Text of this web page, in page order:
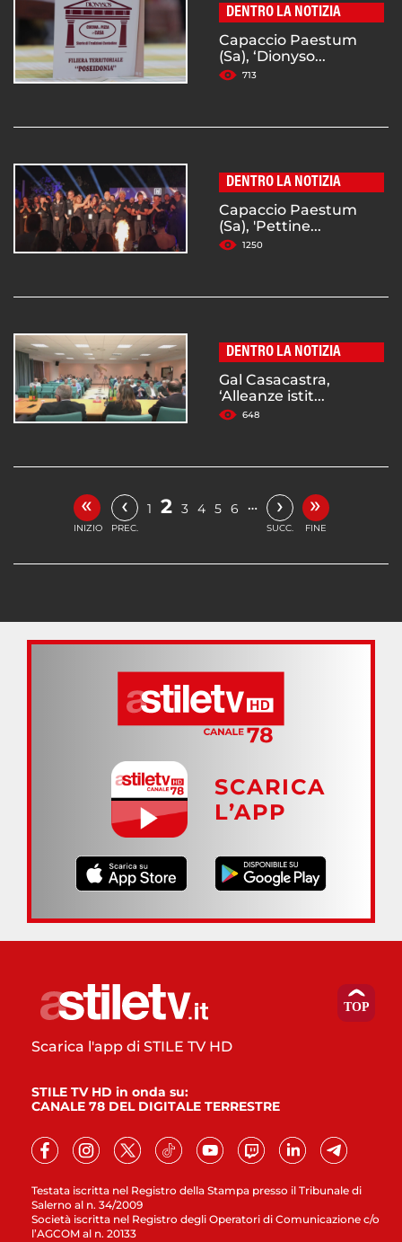
DENTRO LA NOTIZIA
Capaccio Paestum
(Sa), ‘Dionyso...
713
DENTRO LA NOTIZIA
Capaccio Paestum
(Sa), 'Pettine...
1250
DENTRO LA NOTIZIA
Gal Casacastra,
‘Alleanze istit...
648
«
INIZIO
‹
PREC.
1 2 3 4 5 6 … ›
SUCC.
»
FINE
SCARICA
L’APP
Testata iscritta nel Registro della Stampa presso il Tribunale di
Salerno al n. 34/2009
Società iscritta nel Registro degli Operatori di Comunicazione c/o
l’AGCOM al n. 20133
Scarica l'app di STILE TV HD
STILE TV HD in onda su:
CANALE 78 DEL DIGITALE TERRESTRE